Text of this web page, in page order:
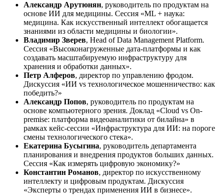
Александр Арутюнян, руководитель по продуктам на
основе ИИ для медицины. Сессия «ML + наука:
медицина. Как искусственный интеллект обогащается
знаниями из области медицины и биологии».
Владимир Зверев, Head of Data Management Platform.
Сессия «Высоконагруженные дата-платформы и как
создавать масштабируемую инфраструктуру для
хранения и обработки данных».
Петр Алферов, директор по управлению фродом.
Дискуссия «ИИ vs технологическое мошенничество: как
победить?»
Александр Попов, руководитель по продуктам на
основе компьютерного зрения. Доклад «Cloud vs On-
premise: платформа видеоаналитики от билайна» в
рамках кейс-сессии «Инфраструктура для ИИ: на пороге
смены технологического стека».
Екатерина Бусыгина, руководитель департамента
планирования и внедрения продуктов больших данных.
Сессия «Как измерять цифровую экономику?»
Константин Романов, директор по искусственному
интеллекту и цифровым продуктам. Дискуссия
«Эксперты о трендах применения ИИ в бизнесе».